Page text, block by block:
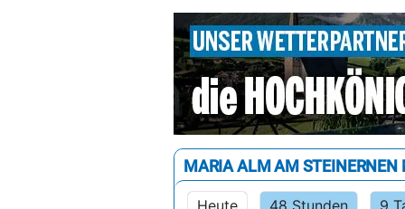
MARIA ALM AM STEINERNEN
Heute 48 Stunden 9